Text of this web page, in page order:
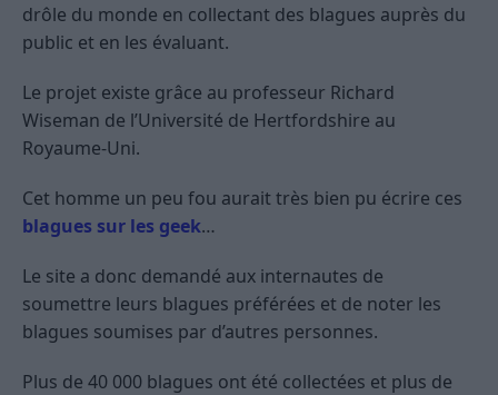
drôle du monde en collectant des blagues auprès du
public et en les évaluant.
Le projet existe grâce au professeur Richard
Wiseman de l’Université de Hertfordshire au
Royaume-Uni.
Cet homme un peu fou aurait très bien pu écrire ces
blagues sur les geek…
Le site a donc demandé aux internautes de
soumettre leurs blagues préférées et de noter les
blagues soumises par d’autres personnes.
Plus de 40 000 blagues ont été collectées et plus de